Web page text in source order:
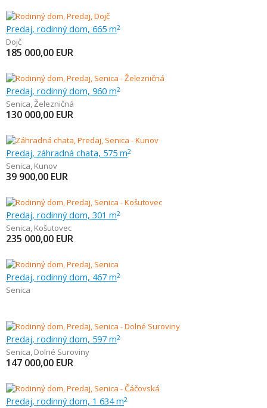
Predaj, rodinný dom, 665 m2
Dojč
185 000,00 EUR
Predaj, rodinný dom, 960 m2
Senica,Železničná
130 000,00 EUR
Predaj, záhradná chata, 575 m2
Senica, Kunov
39 900,00 EUR
Predaj, rodinný dom, 301 m2
Senica, Košutovec
235 000,00 EUR
Predaj, rodinný dom, 467 m2
Senica
Predaj, rodinný dom, 597 m2
Senica, Dolné Suroviny
147 000,00 EUR
Predaj, rodinný dom, 1 634 m2